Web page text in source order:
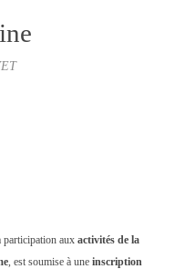
participation aux activités de la
, est soumise à une inscription